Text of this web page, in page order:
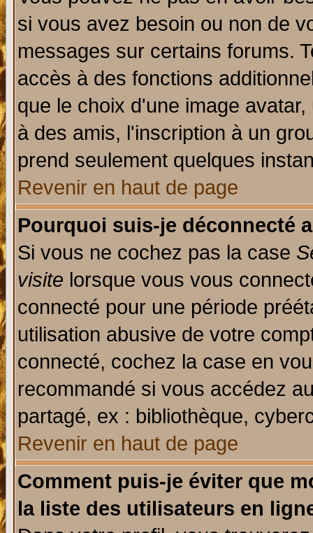
si vous avez besoin ou non de
messages sur certains forums.
accès à des fonctions
que le choix d'une image
à des amis, l'inscription à un
prend seulement quelques
Revenir en haut de page
Pourquoi suis-je déconnecté
Si vous ne cochez pas la case
visite lorsque vous vous
connecté pour une période
utilisation abusive de votre
connecté, cochez la case en
recommandé si vous accédez
partagé, ex : bibliothèque,
Revenir en haut de page
Comment puis-je éviter que
la liste des utilisateurs en